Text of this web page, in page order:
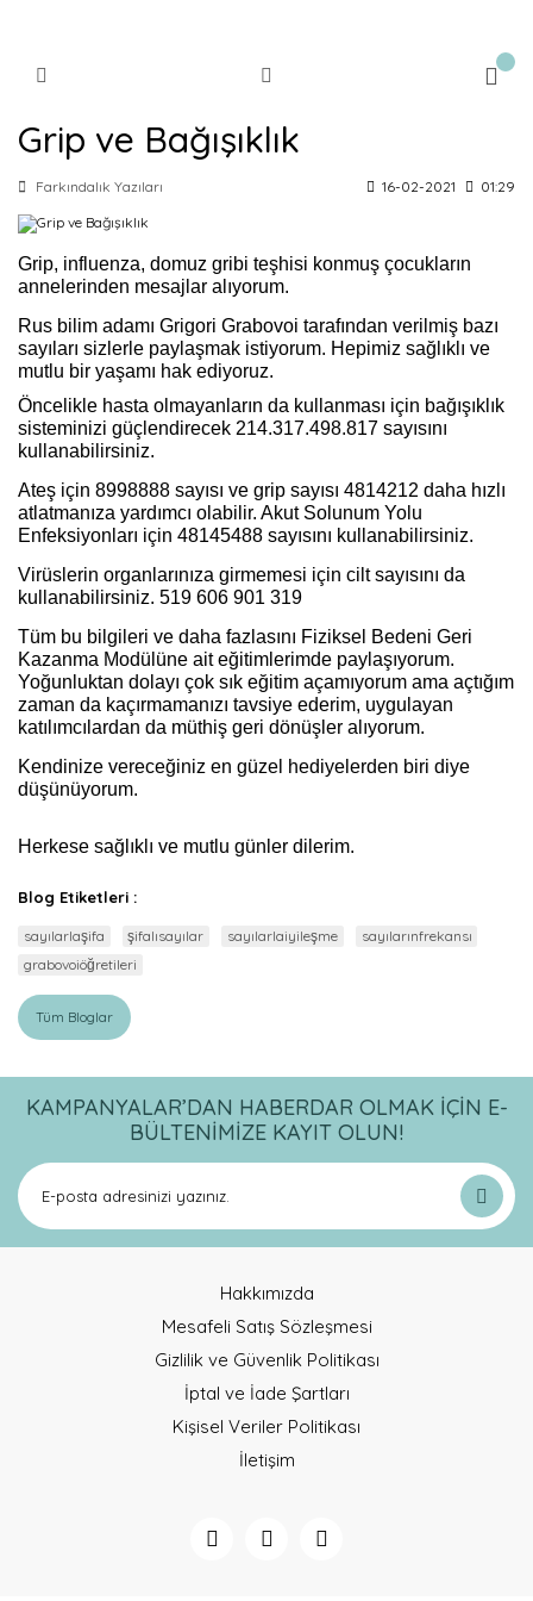
Grip ve Bağışıklık
Farkındalık Yazıları 16-02-2021 01:29
Grip, influenza, domuz gribi teşhisi konmuş çocukların
annelerinden mesajlar alıyorum.
Rus bilim adamı Grigori Grabovoi tarafından verilmiş bazı
sayıları sizlerle paylaşmak istiyorum. Hepimiz sağlıklı ve
mutlu bir yaşamı hak ediyoruz.
Öncelikle hasta olmayanların da kullanması için bağışıklık
sisteminizi güçlendirecek 214.317.498.817 sayısını
kullanabilirsiniz.
Ateş için 8998888 sayısı ve grip sayısı 4814212 daha hızlı
atlatmanıza yardımcı olabilir. Akut Solunum Yolu
Enfeksiyonları için 48145488 sayısını kullanabilirsiniz.
Virüslerin organlarınıza girmemesi için cilt sayısını da
kullanabilirsiniz. 519 606 901 319
Tüm bu bilgileri ve daha fazlasını Fiziksel Bedeni Geri
Kazanma Modülüne ait eğitimlerimde paylaşıyorum.
Yoğunluktan dolayı çok sık eğitim açamıyorum ama açtığım
zaman da kaçırmamanızı tavsiye ederim, uygulayan
katılımcılardan da müthiş geri dönüşler alıyorum.
Kendinize vereceğiniz en güzel hediyelerden biri diye
düşünüyorum.
Herkese sağlıklı ve mutlu günler dilerim.
Blog Etiketleri :
sayılarlaşifa şifalısayılar sayılarlaiyileşme
sayılarınfrekansı
grabovoiöğretileri
Tüm Bloglar
KAMPANYALAR’DAN HABERDAR OLMAK İÇİN E-
BÜLTENİMİZE KAYIT OLUN!
Hakkımızda
Mesafeli Satış Sözleşmesi
Gizlilik ve Güvenlik Politikası
İptal ve İade Şartları
Kişisel Veriler Politikası
İletişim